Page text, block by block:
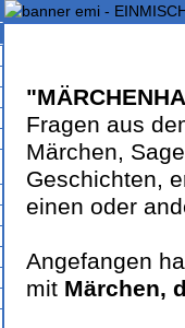
Fragen aus
Märchen,
Geschichten,
einen oder
Angefangen
mit Märchen,